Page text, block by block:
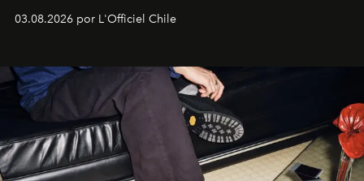
lanzamiento, los fundadores de la firma neoyorquina y
la asesora creativa y jefa de diseño global de la marca
y la filosofía detrás de la propuesta.
03.08.2026 por L'Officiel Chile